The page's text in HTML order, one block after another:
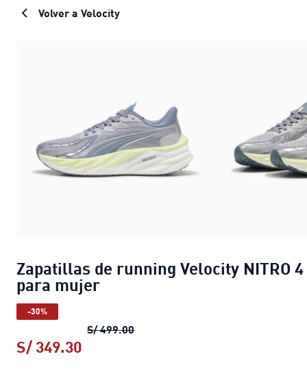
Volver a Velocity
Zapatillas de running Velocity NITRO 4
para mujer
-30%
S/ 499.00Zapatillas de running Velocity
S/ 349.30